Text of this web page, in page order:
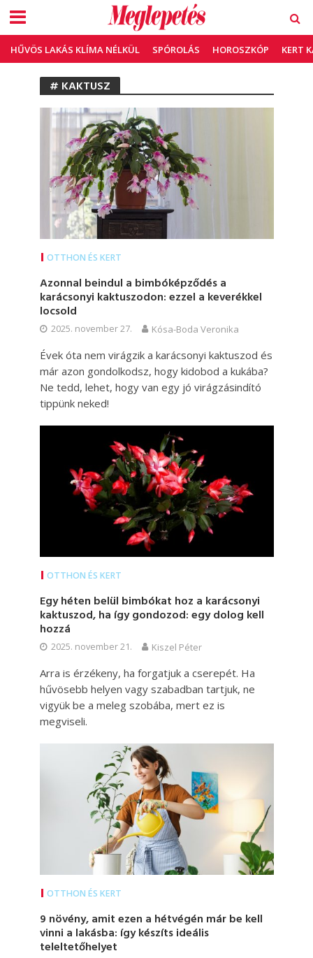
HŰVÖS LAKÁS KLÍMA NÉLKÜL SPÓROLÁS HOROSZKÓP KERT
# KAKTUSZ
OTTHON ÉS KERT
Azonnal beindul a bimbóképződés a
karácsonyi kaktuszodon: ezzel a keverékkel
locsold
2025. november 27. Kósa-Boda Veronika
Évek óta nem virágzik a karácsonyi kaktuszod és
már azon gondolkodsz, hogy kidobod a kukába?
Ne tedd, lehet, hogy van egy jó virágzásindító
tippünk neked!
OTTHON ÉS KERT
Egy héten belül bimbókat hoz a karácsonyi
kaktuszod, ha így gondozod: egy dolog kell
hozzá
2025. november 21. Kiszel Péter
Arra is érzékeny, ha forgatjuk a cserepét. Ha
hűvösebb helyen vagy szabadban tartjuk, ne
vigyük be a meleg szobába, mert ez is
megviseli.
OTTHON ÉS KERT
9 növény, amit ezen a hétvégén már be kell
vinni a lakásba: így készíts ideális
teleltetőhelyet